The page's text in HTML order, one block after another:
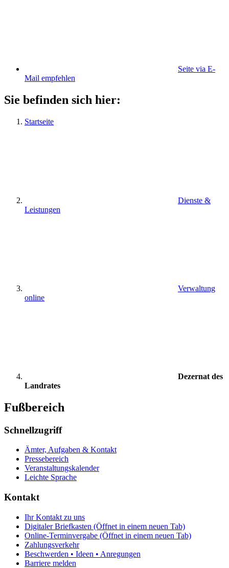
Seite via E-
Mail empfehlen
Sie befinden sich hier:
Startseite
Dienste &
Leistungen
Verwaltung
online
Dezernat des
Landrates
Fußbereich
Schnellzugriff
Ämter, Aufgaben & Kontakt
Pressebereich
Veranstaltungskalender
Leichte Sprache
Kontakt
Ihr Kontakt zu uns
Digitaler Briefkasten (Öffnet in einem neuen Tab)
Online-Terminvergabe (Öffnet in einem neuen Tab)
Zahlungsverkehr
Beschwerden • Ideen • Anregungen
Barriere melden